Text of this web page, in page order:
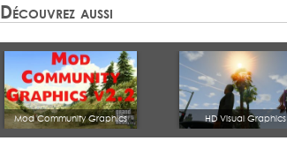
Découvrez aussi
Mod Community Graphics HD Visual Graphics